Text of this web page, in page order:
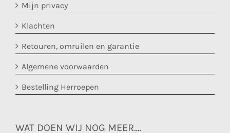
Mijn privacy
Klachten
Retouren, omruilen en garantie
Algemene voorwaarden
Bestelling Herroepen
WAT DOEN WIJ NOG MEER….